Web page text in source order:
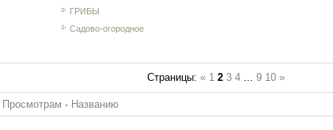
ГРИБЫ
Садово-огородное
Страницы: « 1 2 3 4 9 10 »
Просмотрам · Названию